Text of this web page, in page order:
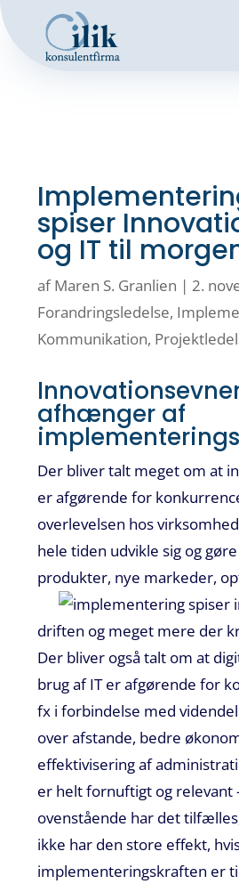
spiser
og IT til
afMaren S. Granlien |2.
Forandringsledelse,
Kommunikation,
afhænger af
Der bliver talt meget om at
er afgørende for
overlevelsen hos
hele tiden udvikle sig og
produkter, nye markeder,
driften og meget mere der
Der bliver også talt om at
brug af IT er afgørende for
fx i forbindelse med
over afstande, bedre
effektivisering af
er helt fornuftigt og relevant
ovenstående har det
ikke har den store effekt,
implementeringskraften er